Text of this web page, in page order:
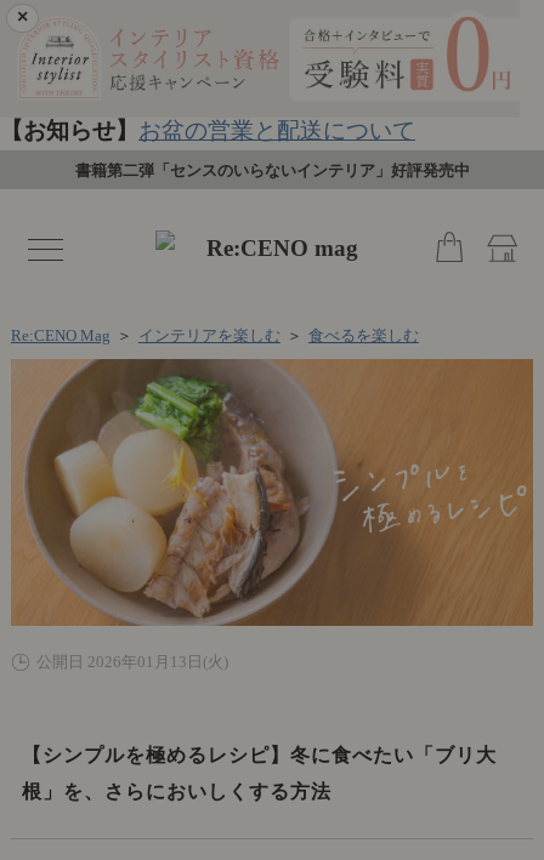
×
【お知らせ】 お盆の営業と配送について
書籍第二弾「センスのいらないインテリア」好評発売中
toggle
navigation
Re:CENO Mag ＞ インテリアを楽しむ ＞ 食べるを楽しむ
公開日 2026年01月13日(火)
【シンプルを極めるレシピ】冬に食べたい「ブリ大
根」を、さらにおいしくする方法